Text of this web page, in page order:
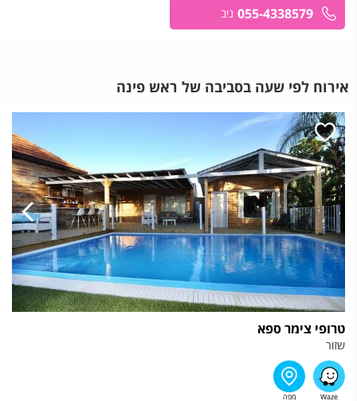
055-4338579 ניב
אירוח לפי שעה בסביבה של ראש פינה
טרופי צימר ספא
שזור